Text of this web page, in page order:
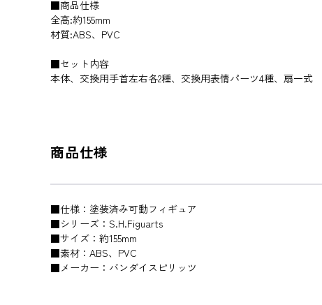
■商品仕様
全高:約155mm
材質:ABS、PVC
■セット内容
本体、交換用手首左右各2種、交換用表情パーツ4種、扇一式
商品仕様
■仕様：塗装済み可動フィギュア
■シリーズ：S.H.Figuarts
■サイズ：約155mm
■素材：ABS、PVC
■メーカー：バンダイスピリッツ